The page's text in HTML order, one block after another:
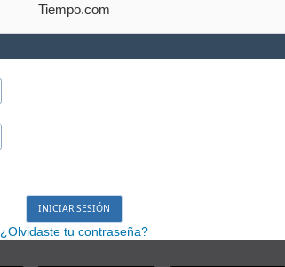
Tiempo.com
¿Olvidaste tu contraseña?